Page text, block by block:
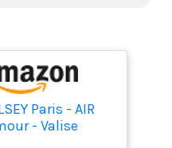
Paris - AIR
- Valise